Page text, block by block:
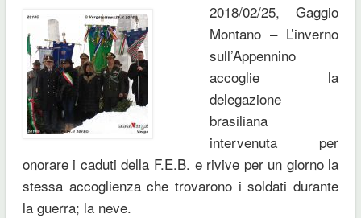
2018/02/25, Gaggio
Montano – L’inverno
sull’Appennino
accoglie la
delegazione
brasiliana
intervenuta per
onorare i caduti della F.E.B. e rivive per un giorno la
stessa accoglienza che trovarono i soldati durante
la guerra; la neve.